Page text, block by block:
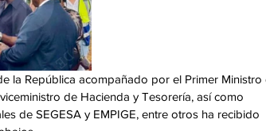
la República acompañado por el Primer Ministro
de Hacienda y Tesorería, así como
de SEGESA y EMPIGE, entre otros ha recibido